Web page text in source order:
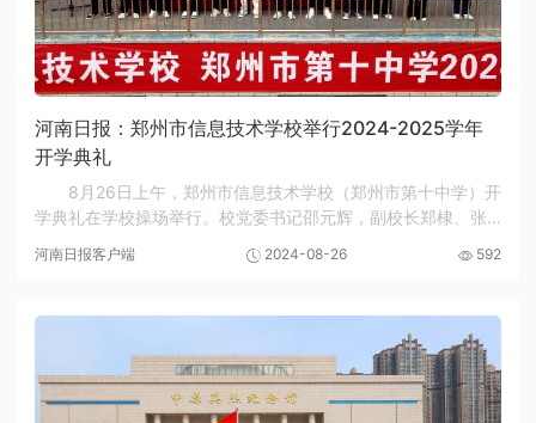
河南日报：郑州市信息技术学校举行2024-2025学年
开学典礼
8月26日上午，郑州市信息技术学校（郑州市第十中学）开
学典礼在学校操场举行。校党委书记邵元辉，副校长郑棣、张
年中在各级各类比赛取得优异成绩的近百名学...
河南日报客户端 2024-08-26 592